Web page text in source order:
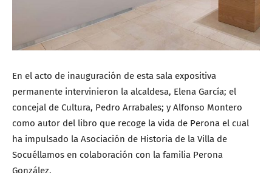
En el acto de inauguración de esta sala expositiva
permanente intervinieron la alcaldesa, Elena García; el
concejal de Cultura, Pedro Arrabales; y Alfonso Montero
como autor del libro que recoge la vida de Perona el cual
ha impulsado la Asociación de Historia de la Villa de
Socuéllamos en colaboración con la familia Perona
González.